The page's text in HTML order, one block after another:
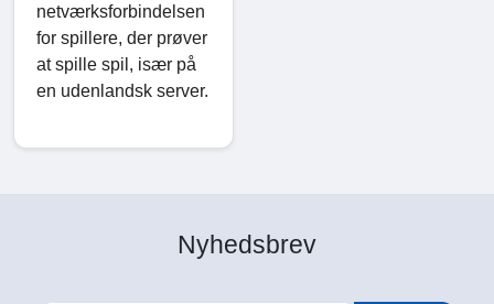
netværksforbindelsen
for spillere, der prøver
at spille spil, især på
en udenlandsk server.
Nyhedsbrev